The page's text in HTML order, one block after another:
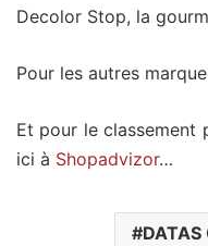
Decolor Stop, la
Pour les autres
Et pour le classement
ici à Shopadvizor…
DATAS